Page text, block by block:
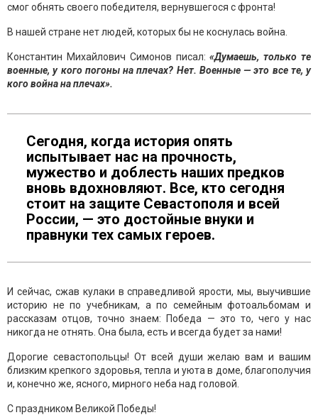
смог обнять своего победителя, вернувшегося с фронта!
В нашей стране нет людей, которых бы не коснулась война.
Константин Михайлович Симонов писал:«Думаешь, только те
военные, у кого погоны на плечах? Нет. Военные — это все те, у
кого война на плечах».
Сегодня, когда история опять
испытывает нас на прочность,
мужество и доблесть наших предков
вновь вдохновляют. Все, кто сегодня
стоит на защите Севастополя и всей
России, — это достойные внуки и
правнуки тех самых героев.
И сейчас, сжав кулаки в справедливой ярости, мы, выучившие
историю не по учебникам, а по семейным фотоальбомам и
рассказам отцов, точно знаем: Победа — это то, чего у нас
никогда не отнять. Она была, есть и всегда будет за нами!
Дорогие севастопольцы! От всей души желаю вам и вашим
близким крепкого здоровья, тепла и уюта в доме, благополучия
и, конечно же, ясного, мирного неба над головой.
С праздником Великой Победы!